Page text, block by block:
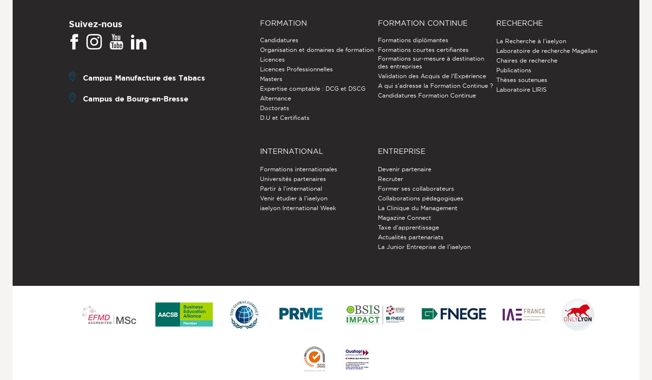
Suivez-nous
Campus Manufacture des Tabacs
Campus de Bourg-en-Bresse
FORMATION
Candidatures
Organisation et domaines de formation
Licences
Licences Professionnelles
Masters
Expertise comptable : DCG et DSCG
Alternance
Doctorats
D.U et Certificats
FORMATION CONTINUE
Formations diplômantes
Formations courtes certifiantes
Formations sur-mesure à destination
des entreprises
Validation des Acquis de l’Expérience
A qui s'adresse la Formation Continue ?
Candidatures Formation Continue
RECHERCHE
La Recherche à l'iaelyon
Laboratoire de recherche Magellan
Chaires de recherche
Publications
Thèses soutenues
Laboratoire LIRIS
INTERNATIONAL
Formations internationales
Universités partenaires
Partir à l'international
Venir étudier à l’iaelyon
iaelyon International Week
ENTREPRISE
Devenir partenaire
Recruter
Former ses collaborateurs
Collaborations pédagogiques
La Clinique du Management
Magazine Connect
Taxe d'apprentissage
Actualités partenariats
La Junior Entreprise de l'iaelyon